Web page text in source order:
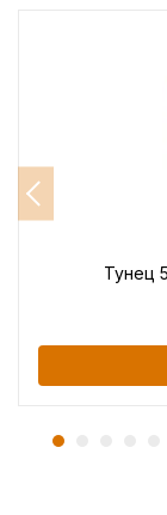
Тунец